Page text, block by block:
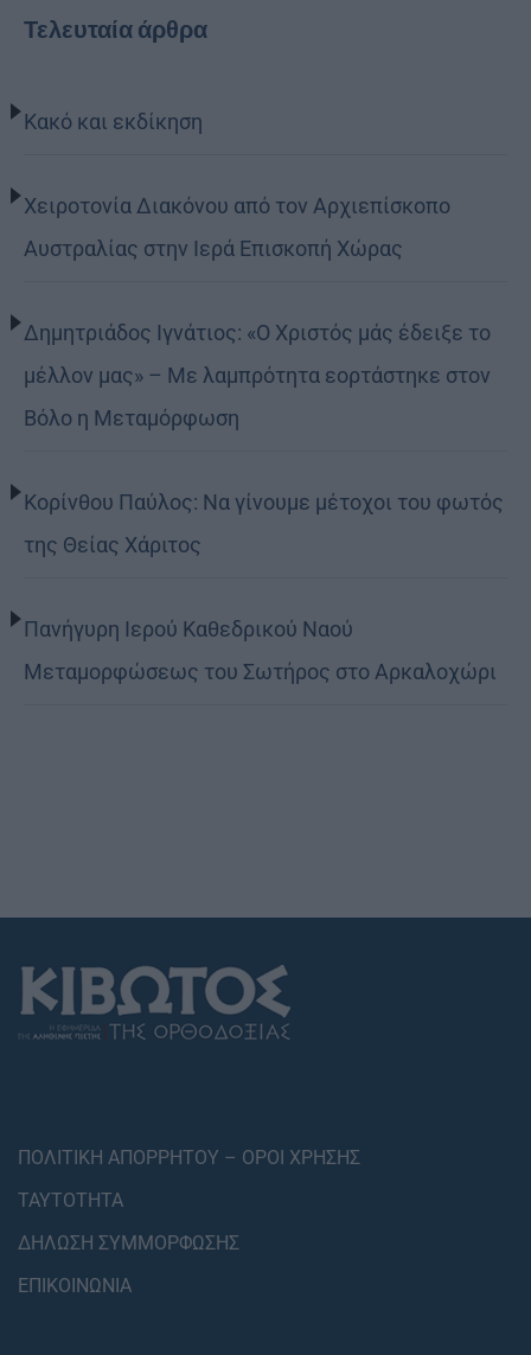
Τελευταία άρθρα
Κακό και εκδίκηση
Χειροτονία Διακόνου από τον Αρχιεπίσκοπο
Αυστραλίας στην Ιερά Επισκοπή Χώρας
Δημητριάδος Ιγνάτιος: «Ο Χριστός μάς έδειξε το
μέλλον μας» – Με λαμπρότητα εορτάστηκε στον
Βόλο η Μεταμόρφωση
Κορίνθου Παύλος: Να γίνουμε μέτοχοι του φωτός
της Θείας Χάριτος
Πανήγυρη Ιερού Καθεδρικού Ναού
Μεταμορφώσεως του Σωτήρος στο Αρκαλοχώρι
ΠΟΛΙΤΙΚΗ ΑΠΟΡΡΗΤΟΥ – ΟΡΟΙ ΧΡΗΣΗΣ
ΤΑΥΤΟΤΗΤΑ
ΔΗΛΩΣΗ ΣΥΜΜΟΡΦΩΣΗΣ
ΕΠΙΚΟΙΝΩΝΙΑ